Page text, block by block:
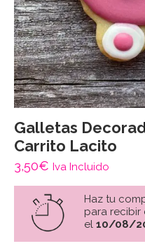
Galletas
Carrito Lacito
3,50€ Iva Incluido
Haz tu
para
el 10/08/